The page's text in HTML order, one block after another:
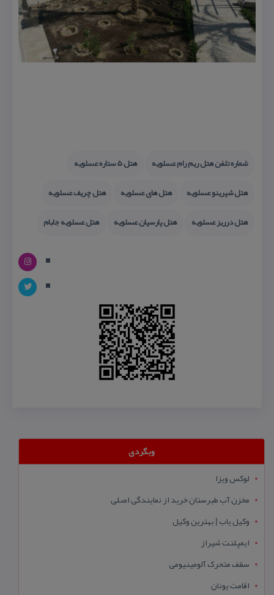
شماره تلفن هتل ریم رام عسلویه
هتل 5 ستاره عسلویه
هتل شیرینو عسلویه
هتل های عسلویه
هتل چریف عسلویه
هتل درریز عسلویه
هتل پارسیان عسلویه هتل عسلویه جابام
وبگردی
لوکس ویزا
مخزن آب طبرستان خرید از نمایندگی اصلی
وکیل یاب | بهترین وکیل
ایمپلنت شیراز
سقف متحرک آلومینیومی
اقامت یونان